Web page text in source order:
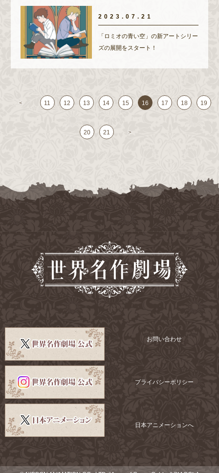
2023.07.21
「ロミオの青い空」の新アートシリー
ズの展開をスタート！
< 11 12 13 14 15 16 17 18 19
20 21 >
お問い合わせ
プライバシーポリシー
日本アニメーションへ